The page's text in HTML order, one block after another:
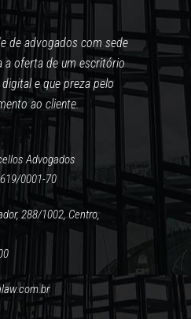
de advogados com sede
a oferta de um escritório
e que preza pelo
ao cliente.
Advogados
0001-70
288/1002, Centro,